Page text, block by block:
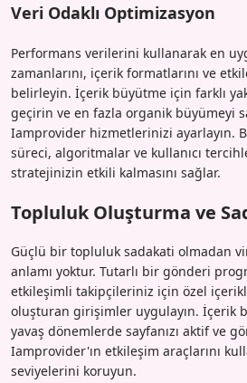
Veri Odaklı Optimizasyon
Performans verilerini kullanarak en
zamanlarını, içerik formatlarını ve
belirleyin. İçerik büyütme için farklı
geçirin ve en fazla organik büyümeyi
Iamprovider hizmetlerinizi ayarlayın.
süreci, algoritmalar ve kullanıcı
stratejinizin etkili kalmasını sağlar.
Topluluk Oluşturma ve
Güçlü bir topluluk sadakati olmadan
anlamı yoktur. Tutarlı bir gönderi
etkileşimli takipçileriniz için özel
oluşturan girişimler uygulayın. İçerik
yavaş dönemlerde sayfanızı aktif ve
Iamprovider'ın etkileşim araçlarını
seviyelerini koruyun.